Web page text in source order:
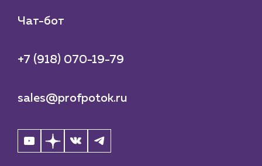
Чат-бот
+7 (918) 070-19-79
sales@profpotok.ru